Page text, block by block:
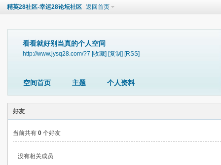
精英28社区-幸运28论坛社区 返回首页
看看就好别当真的个人空间
http://www.jysq28.com/?7 [收藏] [复制] [RSS]
空间首页 主题 个人资料
好友
当前共有 0 个好友
没有相关成员